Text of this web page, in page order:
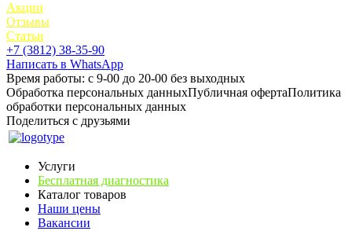
Акции
Отзывы
Статьи
+7 (3812) 38-35-90
Написать в WhatsApp
Время работы: с 9-00 до 20-00 без выходных
Обработка персональных данныхПубличная офертаПолитика
обработки персональных данных
Поделиться с друзьями
Услуги
Бесплатная диагностика
Каталог товаров
Наши цены
Вакансии